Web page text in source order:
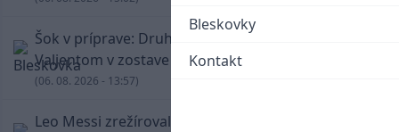
Bleskovky
Kontakt
Šok v príprave: Druholigová Mallorca s
Valjentom v zostave zdolala PSG
(06. 08. 2026 - 13:57)
Leo Messi zrežíroval obrat Interu Miami, pri